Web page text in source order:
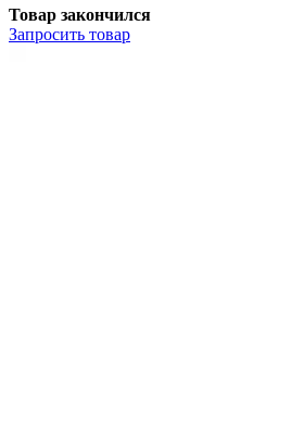
Товар закончился
Запросить товар